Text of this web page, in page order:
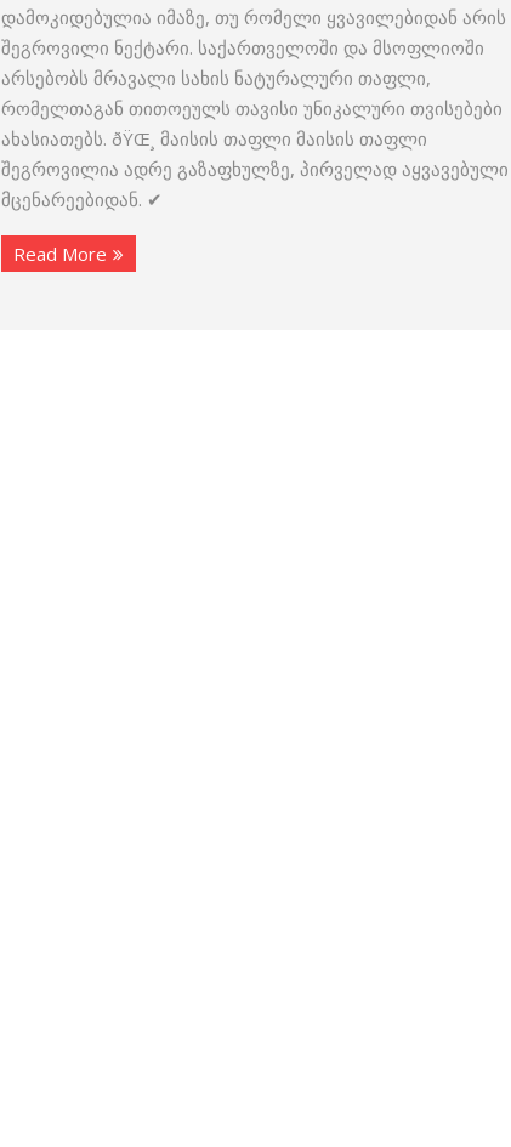
დამოკიდებულია იმაზე, თუ რომელი ყვავილებიდან არის
შეგროვილი ნექტარი. საქართველოში და მსოფლიოში
არსებობს მრავალი სახის ნატურალური თაფლი,
რომელთაგან თითოეულს თავისი უნიკალური თვისებები
ახასიათებს. ðŸŒ¸ მაისის თაფლი მაისის თაფლი
შეგროვილია ადრე გაზაფხულზე, პირველად აყვავებული
მცენარეებიდან. ✔
Read More